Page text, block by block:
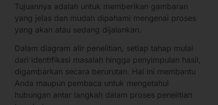
Tujuannya adalah untuk memberikan gambaran
yang jelas dan mudah dipahami mengenai proses
yang akan atau sedang dijalankan.
Dalam diagram alir penelitian, setiap tahap mulai
dari identifikasi masalah hingga penyimpulan hasil,
digambarkan secara berurutan. Hal ini membantu
Anda maupun pembaca untuk mengetahui
hubungan antar langkah dalam proses penelitian